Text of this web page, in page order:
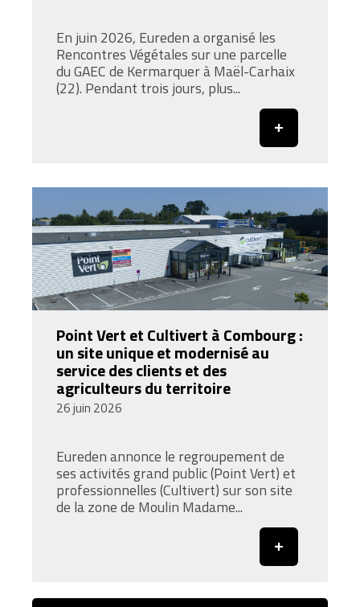
En juin 2026, Eureden a organisé les
Rencontres Végétales sur une parcelle
du GAEC de Kermarquer à Maël-Carhaix
(22). Pendant trois jours, plus...
Point Vert et Cultivert à Combourg :
un site unique et modernisé au
service des clients et des
agriculteurs du territoire
26 juin 2026
Eureden annonce le regroupement de
ses activités grand public (Point Vert) et
professionnelles (Cultivert) sur son site
de la zone de Moulin Madame...